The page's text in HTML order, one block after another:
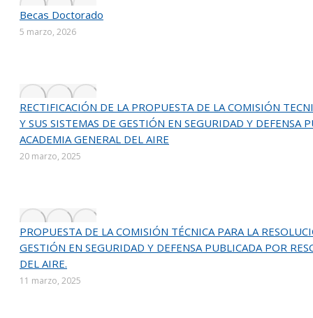
Becas Doctorado
5 marzo, 2026
RECTIFICACIÓN DE LA PROPUESTA DE LA COMISIÓN
Y SUS SISTEMAS DE GESTIÓN EN SEGURIDAD Y
ACADEMIA GENERAL DEL AIRE
20 marzo, 2025
PROPUESTA DE LA COMISIÓN TÉCNICA PARA LA
GESTIÓN EN SEGURIDAD Y DEFENSA PUBLICADA POR
DEL AIRE.
11 marzo, 2025